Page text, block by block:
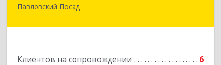
Павловский Посад
Клиентов на сопровождении 6
142502, Московская обл, Павлово-Посадский р-
Подробнее